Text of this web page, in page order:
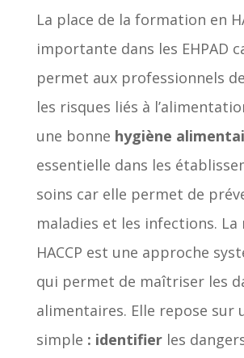
La place de la formation en
importante dans les EHPAD
permet aux professionnels
les risques liés à
une bonne hygiène
essentielle dans les
soins car elle permet de
maladies et les infections. La
HACCP est une approche
qui permet de maîtriser les
alimentaires. Elle repose sur
simple : identifierles